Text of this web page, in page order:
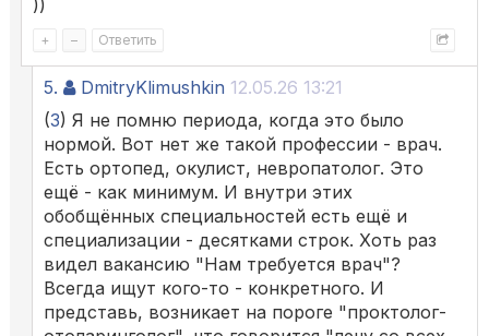
+ – Ответить
5. DmitryKlimushkin 12.05.26 13:21
(3) Я не помню периода, когда это было
нормой. Вот нет же такой профессии - врач.
Есть ортопед, окулист, невропатолог. Это
ещё - как минимум. И внутри этих
обобщённых специальностей есть ещё и
специализации - десятками строк. Хоть раз
видел вакансию "Нам требуется врач"?
Всегда ищут кого-то - конкретного. И
представь, возникает на пороге "проктолог-